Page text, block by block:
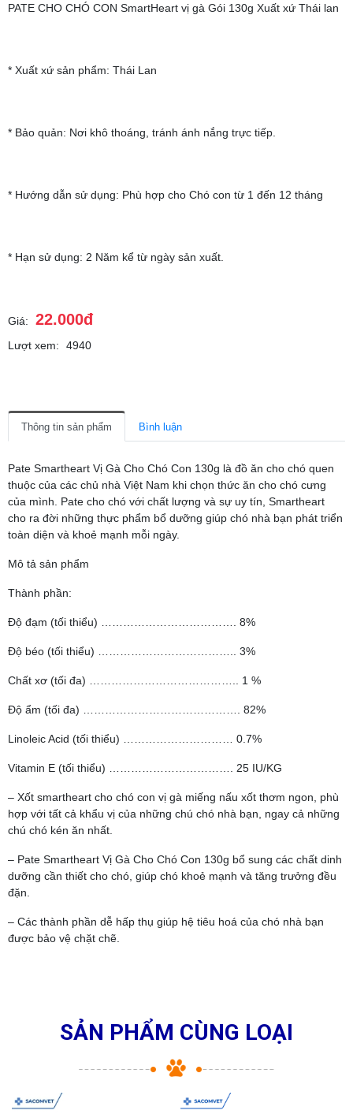
PATE CHO CHÓ CON SmartHeart vị gà Gói 130g Xuất xứ Thái lan
* Xuất xứ sản phẩm: Thái Lan
* Bảo quản: Nơi khô thoáng, tránh ánh nắng trực tiếp.
* Hướng dẫn sử dụng: Phù hợp cho Chó con từ 1 đến 12 tháng
* Hạn sử dụng: 2 Năm kể từ ngày sản xuất.
Giá: 22.000đ
Lượt xem: 4940
Thông tin sản phẩm Bình luận
Pate Smartheart Vị Gà Cho Chó Con 130g là đồ ăn cho chó quen
thuộc của các chủ nhà Việt Nam khi chọn thức ăn cho chó cưng
của mình. Pate cho chó với chất lượng và sự uy tín, Smartheart
cho ra đời những thực phẩm bổ dưỡng giúp chó nhà bạn phát triển
toàn diện và khoẻ mạnh mỗi ngày.
Mô tả sản phẩm
Thành phần:
Độ đạm (tối thiểu) ………………………………. 8%
Độ béo (tối thiểu) ……………………………….. 3%
Chất xơ (tối đa) ………………………………….. 1 %
Độ ẩm (tối đa) ……………………………………. 82%
Linoleic Acid (tối thiểu) ………………………… 0.7%
Vitamin E (tối thiểu) ……………………………. 25 IU/KG
– Xốt smartheart cho chó con vị gà miếng nấu xốt thơm ngon, phù
hợp với tất cả khẩu vị của những chú chó nhà bạn, ngay cả những
chú chó kén ăn nhất.
– Pate Smartheart Vị Gà Cho Chó Con 130g bổ sung các chất dinh
dưỡng cần thiết cho chó, giúp chó khoẻ mạnh và tăng trưởng đều
đặn.
– Các thành phần dễ hấp thụ giúp hệ tiêu hoá của chó nhà bạn
được bảo vệ chặt chẽ.
SẢN PHẨM CÙNG LOẠI